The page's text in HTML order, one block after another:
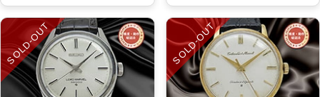
SOLD-OUT SOLD-OUT